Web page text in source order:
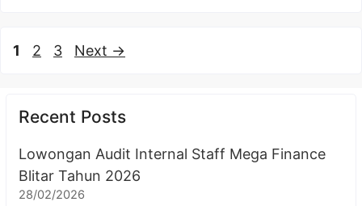
Page
1 Page
2 Page
3 Next →
Recent Posts
Lowongan Audit Internal Staff Mega Finance
Blitar Tahun 2026
28/02/2026